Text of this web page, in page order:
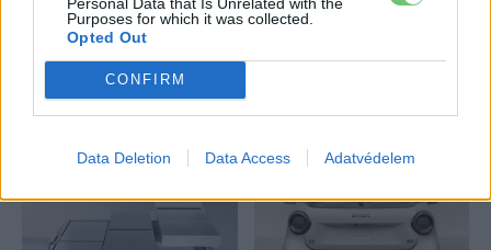
Purposes for which it was collected.
Opted Out
CONFIRM
Data Deletion Data Access Adatvédelem
Legutolsó cikkek